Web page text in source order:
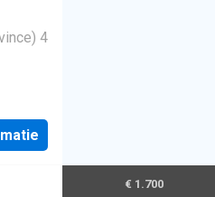
4
€ 1.700